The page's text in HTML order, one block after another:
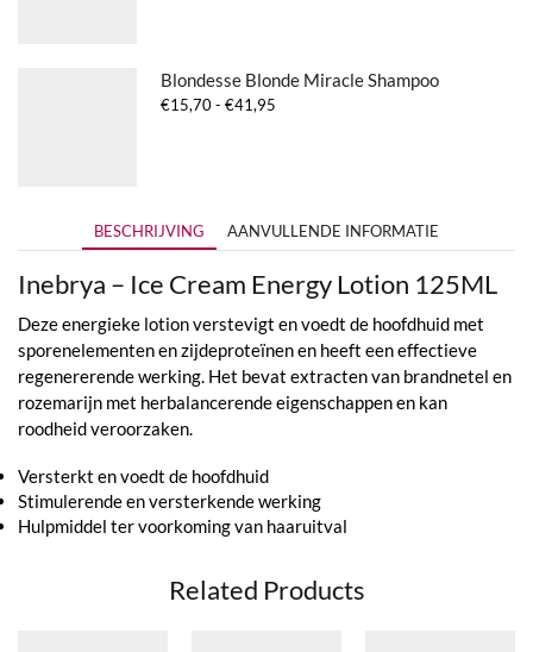
Blondesse Blonde Miracle Shampoo
€15,70- €41,95
BESCHRIJVING AANVULLENDE INFORMATIE
Inebrya – Ice Cream Energy Lotion 125ML
Deze energieke lotion verstevigt en voedt de hoofdhuid met
sporenelementen en zijdeproteïnen en heeft een effectieve
regenererende werking. Het bevat extracten van brandnetel en
rozemarijn met herbalancerende eigenschappen en kan
roodheid veroorzaken.
Versterkt en voedt de hoofdhuid
Stimulerende en versterkende werking
Hulpmiddel ter voorkoming van haaruitval
Related Products